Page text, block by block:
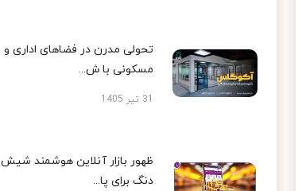
تحولی مدرن در فضاهای اداری و
مسکونی با ش...
31 تیر 1405
ظهور بازار آنلاین هوشمند شیش
دنگ برای پا...